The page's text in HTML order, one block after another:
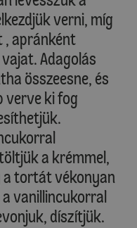
verni, míg
, apránként
Adagolás
összeesne, és
verve ki fog
a krémmel,
a tortát vékonyan
vanillincukorral
díszítjük.